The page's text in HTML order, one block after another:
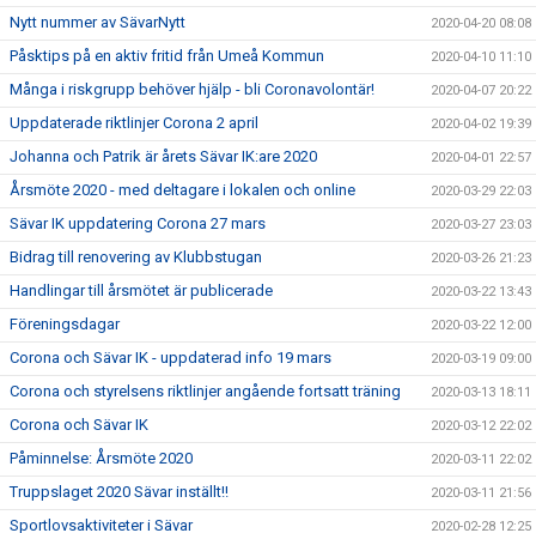
Nytt nummer av SävarNytt 2020-04-20 08:08
Påsktips på en aktiv fritid från Umeå Kommun 2020-04-10 11:10
Många i riskgrupp behöver hjälp - bli Coronavolontär! 2020-04-07 20:22
Uppdaterade riktlinjer Corona 2 april 2020-04-02 19:39
Johanna och Patrik är årets Sävar IK:are 2020 2020-04-01 22:57
Årsmöte 2020 - med deltagare i lokalen och online 2020-03-29 22:03
Sävar IK uppdatering Corona 27 mars 2020-03-27 23:03
Bidrag till renovering av Klubbstugan 2020-03-26 21:23
Handlingar till årsmötet är publicerade 2020-03-22 13:43
Föreningsdagar 2020-03-22 12:00
Corona och Sävar IK - uppdaterad info 19 mars 2020-03-19 09:00
Corona och styrelsens riktlinjer angående fortsatt träning 2020-03-13 18:11
Corona och Sävar IK 2020-03-12 22:02
Påminnelse: Årsmöte 2020 2020-03-11 22:02
Truppslaget 2020 Sävar inställt!! 2020-03-11 21:56
Sportlovsaktiviteter i Sävar 2020-02-28 12:25